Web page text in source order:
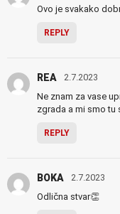
Ovo je svakako
REPLY
REA 2.7.2023
Ne znam za vase
zgrada a mi smo tu
REPLY
BOKA 2.7.2023
Odlična stvar👏